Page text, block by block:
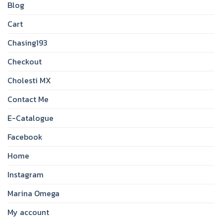
Blog
Cart
Chasing193
Checkout
Cholesti MX
Contact Me
E-Catalogue
Facebook
Home
Instagram
Marina Omega
My account